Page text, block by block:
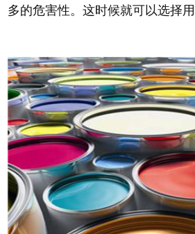
多的危害性。这时候就可以选择用